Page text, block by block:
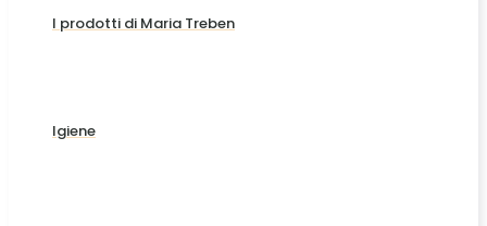
I prodotti di Maria Treben
Igiene